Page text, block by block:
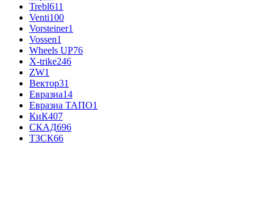
Trebl611
Venti100
Vorsteiner1
Vossen1
Wheels UP76
X-trike246
ZW1
Вектор31
Евразиа14
Евразиа ТАПО1
КиК407
СКАД696
ТЗСК66